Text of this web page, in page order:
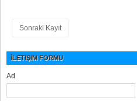
Sonraki Kayıt
İLETIŞIM FORMU
Ad